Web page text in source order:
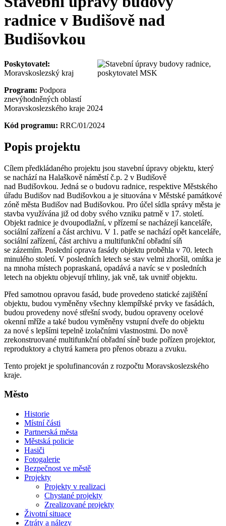
radnice v Budišově nad
Budišovkou
Poskytovatel:
Moravskoslezský kraj
Program: Podpora
znevýhodněných oblastí
Moravskoslezského kraje 2024
Kód programu: RRC/01/2024
Popis projektu
Cílem předkládaného projektu jsou stavební úpravy objektu, který
se nachází na Halaškově náměstí č.p. 2 v Budišově
nad Budišovkou. Jedná se o budovu radnice, respektive Městského
úřadu Budišov nad Budišovkou a je situována v Městské památkové
zóně města Budišov nad Budišovkou. Pro účel sídla správy města je
stavba využívána již od doby svého vzniku patrně v 17. století.
Objekt radnice je dvoupodlažní, v přízemí se nacházejí kanceláře,
sociální zařízení a část archivu. V 1. patře se nachází opět kanceláře,
sociální zařízení, část archivu a multifunkční obřadní síň
se zázemím. Poslední oprava fasády objektu proběhla v 70. letech
minulého století. V posledních letech se stav velmi zhoršil, omítka je
na mnoha místech popraskaná, opadává a navíc se v posledních
letech na objektu objevují trhliny, jak vně, tak uvnitř objektu.
Před samotnou opravou fasád, bude provedeno statické zajištění
objektu, budou vyměněny všechny klempířské prvky ve fasádách,
budou provedeny nové střešní svody, budou opraveny ocelové
okenní mříže a také budou vyměněny vstupní dveře do objektu
za nové s lepšími tepelně izolačními vlastnostmi. Do nově
zrekonstruované multifunkční obřadní síně bude pořízen projektor,
reproduktory a chytrá kamera pro přenos obrazu a zvuku.
Tento projekt je spolufinancován z rozpočtu Moravskoslezského
kraje.
Město
Historie
Místní části
Partnerská města
Městská policie
Hasiči
Fotogalerie
Bezpečnost ve městě
Projekty
Projekty v realizaci
Chystané projekty
Zrealizované projekty
Životní situace
Ztráty a nálezy